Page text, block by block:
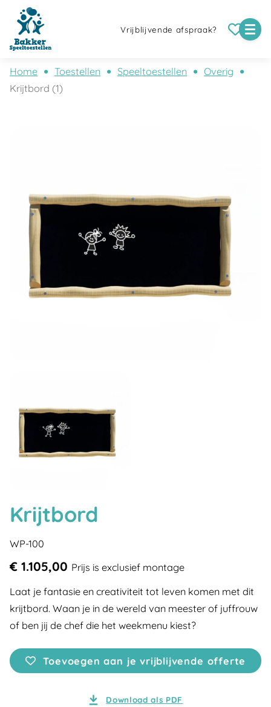
Vrijblijvende afspraak?
Home Toestellen Speeltoestellen
Overig
Krijtbord (1)
Krijtbord
WP-100
€ 1.105,00 Prijs is exclusief montage
Laat je fantasie en creativiteit tot leven komen met dit
krijtbord. Waan je in de wereld van meester of juffrouw
of ben jij de chef die het weekmenu kiest?
Toevoegen aan je vrijblijvende offerte
Download als PDF